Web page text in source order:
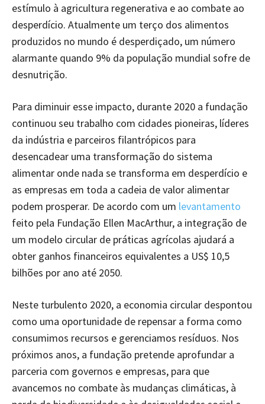
estímulo à agricultura regenerativa e ao combate ao
desperdício. Atualmente um terço dos alimentos
produzidos no mundo é desperdiçado, um número
alarmante quando 9% da população mundial sofre de
desnutrição.
Para diminuir esse impacto, durante 2020 a fundação
continuou seu trabalho com cidades pioneiras, líderes
da indústria e parceiros filantrópicos para
desencadear uma transformação do sistema
alimentar onde nada se transforma em desperdício e
as empresas em toda a cadeia de valor alimentar
podem prosperar. De acordo com um levantamento
feito pela Fundação Ellen MacArthur, a integração de
um modelo circular de práticas agrícolas ajudará a
obter ganhos financeiros equivalentes a US$ 10,5
bilhões por ano até 2050.
Neste turbulento 2020, a economia circular despontou
como uma oportunidade de repensar a forma como
consumimos recursos e gerenciamos resíduos. Nos
próximos anos, a fundação pretende aprofundar a
parceria com governos e empresas, para que
avancemos no combate às mudanças climáticas, à